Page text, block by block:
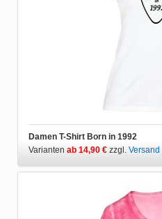
Damen T-Shirt Born in 1992
Varianten ab 14,90 € zzgl. Versand